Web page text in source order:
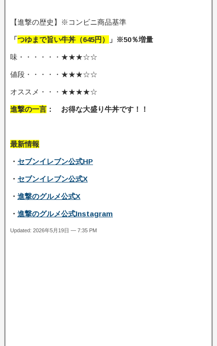
【進撃の歴史】※コンビニ商品基準
「つゆまで旨い牛丼（645円） 」※50％増量
味・・・・・・★★★☆☆
値段・・・・・★★★☆☆
オススメ・・・★★★★☆
進撃の一言 ： お得な大盛り牛丼です！ ！
最新情報
・ セブンイレブン公式HP
・ セブンイレブン公式X
・ 進撃のグルメ公式X
・ 進撃のグルメ公式Instagram
Updated: 2026年5月19日 — 7:35 PM